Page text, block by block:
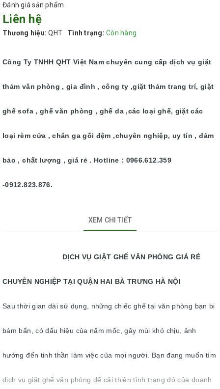
Đánh giá sản phẩm
Liên hệ
Thương hiệu: QHT Tình trạng: Còn hàng
Công Ty TNHH QHT Việt Nam chuyên cung cấp dịch vụ giặt
thảm văn phòng , gia đình , công ty ,giặt thảm trang trí, giặt
ghế sofa , ghế văn phòng , ghế da ,các loại ghế, giặt các
loại rèm cửa , chăn ga gối đệm ,chuyên nghiệp, uy tín , đảm
bảo , chất lượng , giá rẻ . Hotline : 0966.612.359
-0912.823.876.
XEM CHI TIẾT
DỊCH VỤ GIẶT GHẾ VĂN PHÒNG GIÁ RẺ
CHUYÊN NGHIỆP TẠI QUẬN HAI BÀ TRƯNG HÀ NỘI
Sau thời gian dài sử dụng, những chiếc ghế tại văn phòng bạn bị
bám bẩn, có dấu hiệu của nấm mốc, gây mùi khó chịu, ảnh
hưởng đến tinh thần làm việc của mọi người. Bạn đang muốn tìm
dịch vụ giặt ghế văn phòng để cải thiện tình trạng đó của doanh